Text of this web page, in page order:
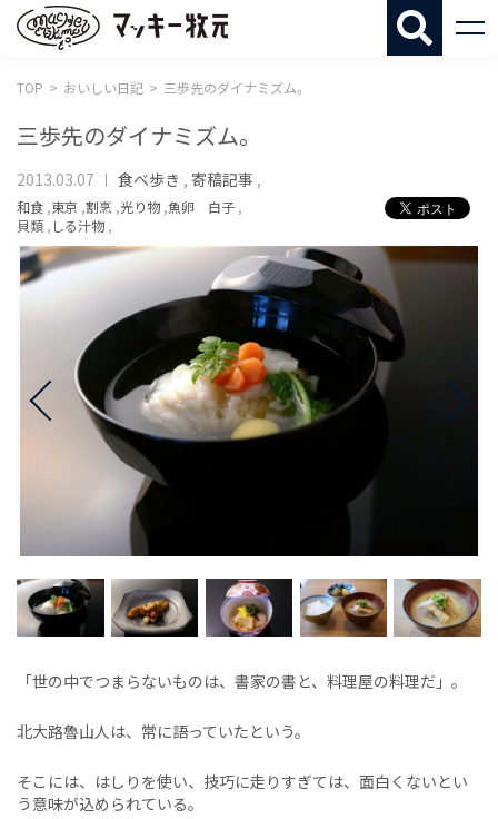
TOP おいしい日記 三歩先のダイナミズム。
三歩先のダイナミズム。
2013.03.07 食べ歩き , 寄稿記事 ,
和食 ,東京 ,割烹 ,光り物,魚卵 白子 ,
貝類 , しる汁物,
「世の中でつまらないものは、書家の書と、料理屋の料理だ」。
北大路魯山人は、常に語っていたという。
そこには、はしりを使い、技巧に走りすぎては、面白くないとい
う意味が込められている。